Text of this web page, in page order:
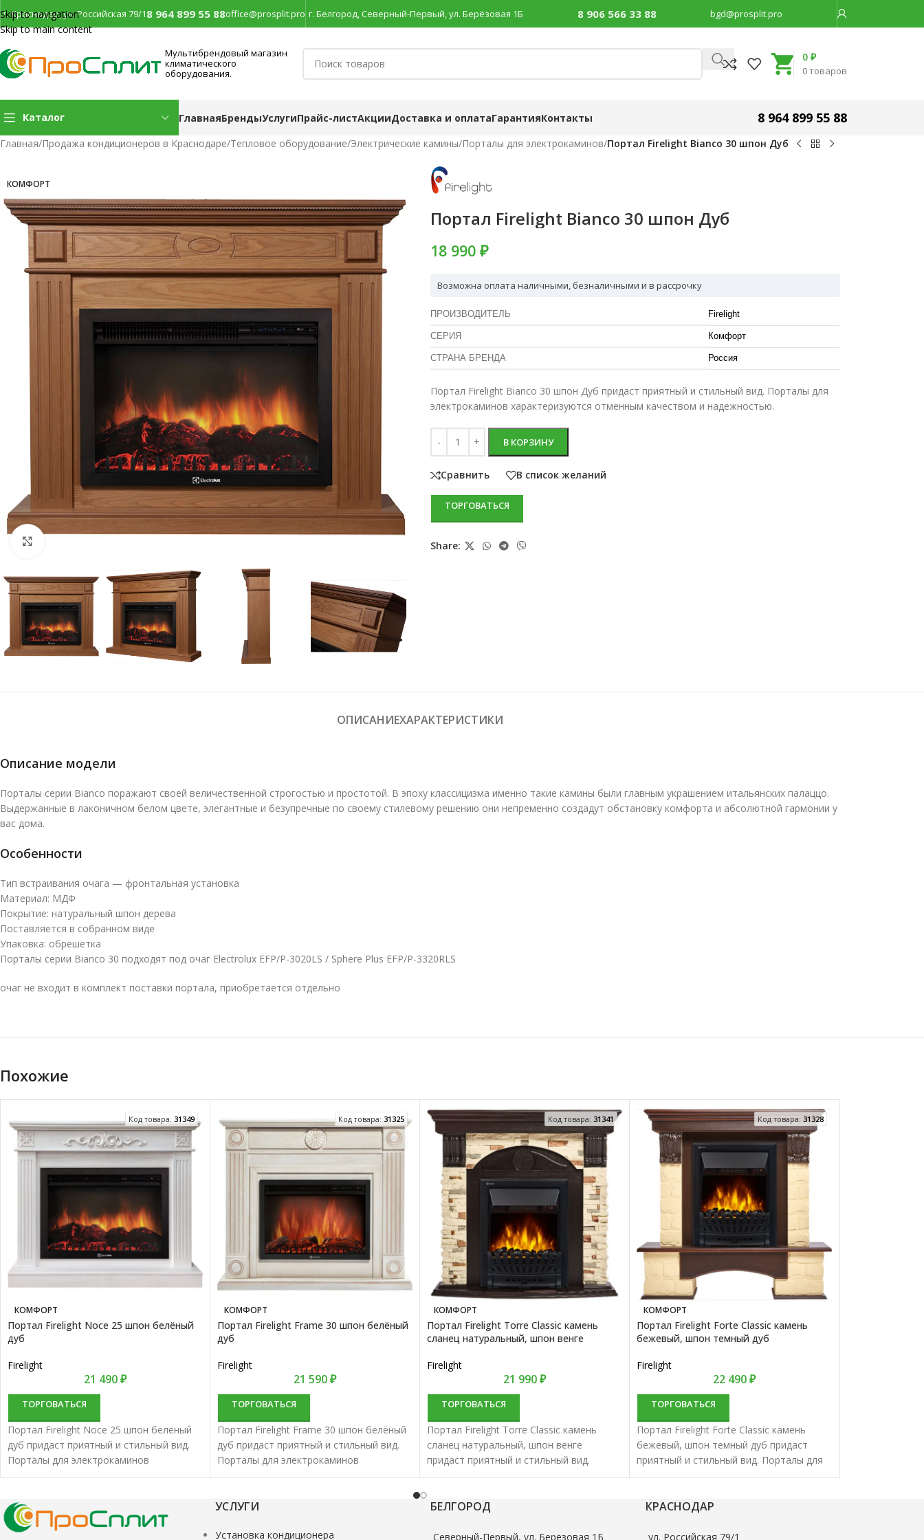
Skip to navigation
Skip to main content
г. Краснодар, ул. Российская 79/18 964 899 55 88office@prosplit.pro г. Белгород, Северный-Первый, ул. Берёзовая 1Б 8 906 566 33 88 bgd@prosplit.pro
Мультибрендовый магазин
климатического
оборудования.
0товаров
0 ₽
Каталог ГлавнаяБрендыУслугиПрайс-листАкцииДоставка и оплатаГарантияКонтакты 8 964 899 55 88
Главная/Продажа кондиционеров в Краснодаре/Тепловое оборудование/Электрические камины/Порталы для электрокаминов/Портал Firelight Bianco 30 шпон Дуб
КОМФОРТ
Портал Firelight Bianco 30 шпон Дуб
18 990 ₽
Возможна оплата наличными, безналичными и в рассрочку
ПРОИЗВОДИТЕЛЬ Firelight
СЕРИЯ Комфорт
СТРАНА БРЕНДА Россия
Портал Firelight Bianco 30 шпон Дуб придаст приятный и стильный вид. Порталы для
электрокаминов характеризуются отменным качеством и надежностью.
В КОРЗИНУ
Сравнить В список желаний
ТОРГОВАТЬСЯ
Share:
ОПИСАНИЕХАРАКТЕРИСТИКИ
Описание модели
Порталы серии Bianco поражают своей величественной строгостью и простотой. В эпоху классицизма именно такие камины были главным украшением итальянских палаццо.
Выдержанные в лаконичном белом цвете, элегантные и безупречные по своему стилевому решению они непременно создадут обстановку комфорта и абсолютной гармонии у
вас дома.
Особенности
Тип встраивания очага — фронтальная установка
Материал: МДФ
Покрытие: натуральный шпон дерева
Поставляется в собранном виде
Упаковка: обрешетка
Порталы серии Bianco 30 подходят под очаг Electrolux EFP/P-3020LS / Sphere Plus EFP/P-3320RLS
очаг не входит в комплект поставки портала, приобретается отдельно
Похожие
Код товара: 31349
КОМФОРТ
Портал Firelight Noce 25 шпон белёный
дуб
Firelight
21 490₽
ТОРГОВАТЬСЯ
Портал Firelight Noce 25 шпон белёный
дуб придаст приятный и стильный вид.
Порталы для электрокаминов
характеризуются отменным качеством и
Код товара: 31325
КОМФОРТ
Портал Firelight Frame 30 шпон белёный
дуб
Firelight
21 590₽
ТОРГОВАТЬСЯ
Портал Firelight Frame 30 шпон белёный
дуб придаст приятный и стильный вид.
Порталы для электрокаминов
характеризуются отменным качеством и
Код товара: 31341
КОМФОРТ
Портал Firelight Torre Classic камень
сланец натуральный, шпон венге
Firelight
21 990₽
ТОРГОВАТЬСЯ
Портал Firelight Torre Classic камень
сланец натуральный, шпон венге
придаст приятный и стильный вид.
Порталы для электрокаминов
надежностью.
Код товара: 31328
КОМФОРТ
Портал Firelight Forte Classic камень
бежевый, шпон темный дуб
Firelight
22 490₽
ТОРГОВАТЬСЯ
Портал Firelight Forte Classic камень
бежевый, шпон темный дуб придаст
приятный и стильный вид. Порталы для
электрокаминов характеризуются
УСЛУГИ
Установка кондиционера
БЕЛГОРОД
Северный-Первый, ул. Берёзовая 1Б
КРАСНОДАР
ул. Российская 79/1